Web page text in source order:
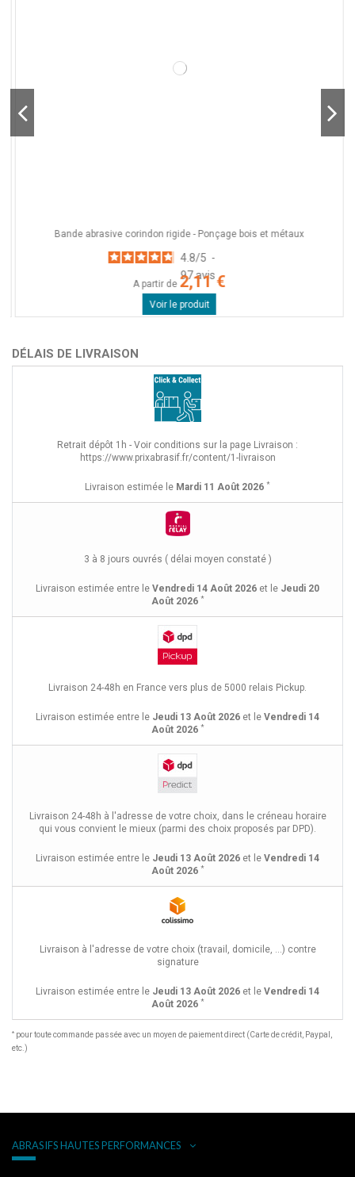
Bande abrasive corindon rigide - Ponçage bois et métaux
4.8/5 -
97avis
A partir de 2,11 €
Voir le produit
DÉLAIS DE LIVRAISON
Retrait dépôt 1h - Voir conditions sur la page Livraison :
https://www.prixabrasif.fr/content/1-livraison
Livraison estimée le Mardi 11 Août 2026 *
3 à 8 jours ouvrés ( délai moyen constaté )
Livraison estimée entre le Vendredi 14 Août 2026 et le Jeudi 20
Août 2026 *
Livraison 24-48h en France vers plus de 5000 relais Pickup.
Livraison estimée entre le Jeudi 13 Août 2026 et le Vendredi 14
Août 2026 *
Livraison 24-48h à l'adresse de votre choix, dans le créneau horaire
qui vous convient le mieux (parmi des choix proposés par DPD).
Livraison estimée entre le Jeudi 13 Août 2026 et le Vendredi 14
Août 2026 *
Livraison à l'adresse de votre choix (travail, domicile, ...) contre
signature
Livraison estimée entre le Jeudi 13 Août 2026 et le Vendredi 14
Août 2026 *
* pour toute commande passée avec un moyen de paiement direct (Carte de crédit, Paypal,
etc.)
ABRASIFS HAUTES PERFORMANCES